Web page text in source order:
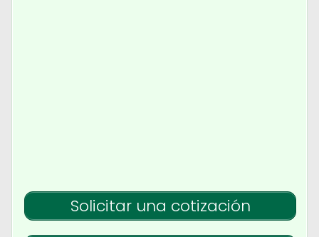
Solicitar una cotización